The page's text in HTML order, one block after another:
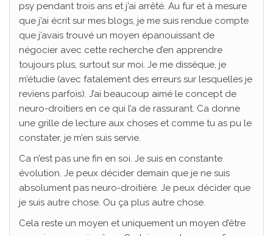
psy pendant trois ans et j’ai arrêté. Au fur et à mesure
que j’ai écrit sur mes blogs, je me suis rendue compte
que j’avais trouvé un moyen épanouissant de
négocier avec cette recherche d’en apprendre
toujours plus, surtout sur moi. Je me dissèque, je
m’étudie (avec fatalement des erreurs sur lesquelles je
reviens parfois). J’ai beaucoup aimé le concept de
neuro-droitiers en ce qui l’a de rassurant. Ca donne
une grille de lecture aux choses et comme tu as pu le
constater, je m’en suis servie.
Ca n’est pas une fin en soi. Je suis en constante
évolution. Je peux décider demain que je ne suis
absolument pas neuro-droitière. Je peux décider que
je suis autre chose. Ou ça plus autre chose.
Cela reste un moyen et uniquement un moyen d’être